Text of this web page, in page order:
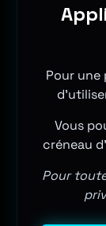
Pour une
Vous
créneau
Pour